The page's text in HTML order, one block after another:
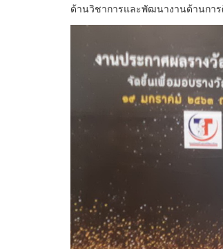
ด้านวิชาการและพัฒนางานด้านการ